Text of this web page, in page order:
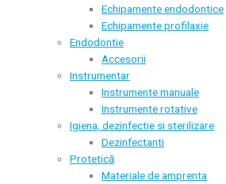
Echipamente endodontice
Echipamente profilaxie
Endodontie
Accesorii
Instrumentar
Instrumente manuale
Instrumente rotative
Igiena, dezinfectie si sterilizare
Dezinfectanti
Protetică
Materiale de amprenta